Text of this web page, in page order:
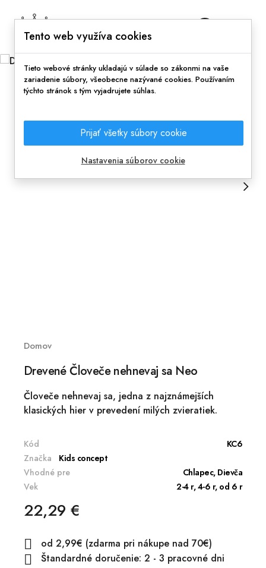
Domov
Drevené Človeče nehnevaj sa Neo
Človeče nehnevaj sa, jedna z najznámejších
klasických hier v prevedení milých zvieratiek.
Kód
KC6
Značka
Kids concept
Vhodné pre
Chlapec, Dievča
Vek
2-4 r, 4-6 r, od 6 r
22,29 €
 od 2,99€ (zdarma pri nákupe nad 70€)
 Štandardné doručenie: 2 - 3 pracovné dni
Tento web využíva cookies
Tieto webové stránky ukladajú v súlade so zákonmi na vaše
zariadenie súbory, všeobecne nazývané cookies. Používaním
týchto stránok s tým vyjadrujete súhlas.
Prijať všetky súbory cookie
Nastavenia súborov cookie